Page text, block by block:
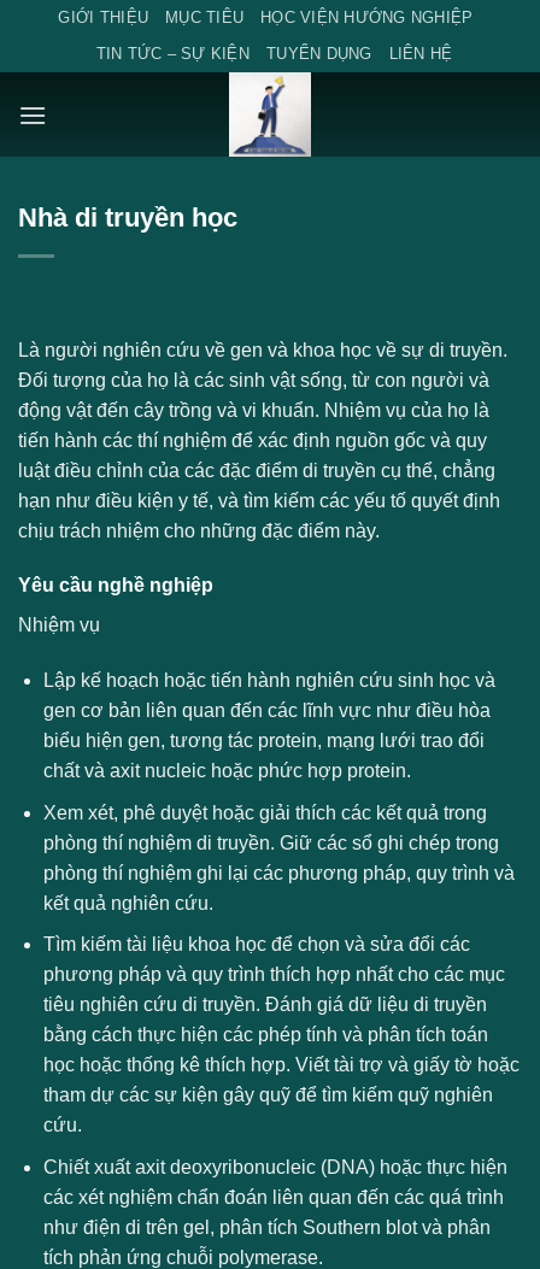
content
GIỚI THIỆU MỤC TIÊU
HỌC VIỆN HƯỚNG NGHIỆP
TIN TỨC – SỰ KIỆN
TUYỂN DỤNG LIÊN HỆ
Nhà di truyền học
Là người nghiên cứu về gen và khoa học về sự di truyền.
Đối tượng của họ là các sinh vật sống, từ con người và
động vật đến cây trồng và vi khuẩn. Nhiệm vụ của họ là
tiến hành các thí nghiệm để xác định nguồn gốc và quy
luật điều chỉnh của các đặc điểm di truyền cụ thể, chẳng
hạn như điều kiện y tế, và tìm kiếm các yếu tố quyết định
chịu trách nhiệm cho những đặc điểm này.
Yêu cầu nghề nghiệp
Nhiệm vụ
Lập kế hoạch hoặc tiến hành nghiên cứu sinh học và
gen cơ bản liên quan đến các lĩnh vực như điều hòa
biểu hiện gen, tương tác protein, mạng lưới trao đổi
chất và axit nucleic hoặc phức hợp protein.
Xem xét, phê duyệt hoặc giải thích các kết quả trong
phòng thí nghiệm di truyền. Giữ các sổ ghi chép trong
phòng thí nghiệm ghi lại các phương pháp, quy trình và
kết quả nghiên cứu.
Tìm kiếm tài liệu khoa học để chọn và sửa đổi các
phương pháp và quy trình thích hợp nhất cho các mục
tiêu nghiên cứu di truyền. Đánh giá dữ liệu di truyền
bằng cách thực hiện các phép tính và phân tích toán
học hoặc thống kê thích hợp. Viết tài trợ và giấy tờ hoặc
tham dự các sự kiện gây quỹ để tìm kiếm quỹ nghiên
cứu.
Chiết xuất axit deoxyribonucleic (DNA) hoặc thực hiện
các xét nghiệm chẩn đoán liên quan đến các quá trình
như điện di trên gel, phân tích Southern blot và phân
tích phản ứng chuỗi polymerase.